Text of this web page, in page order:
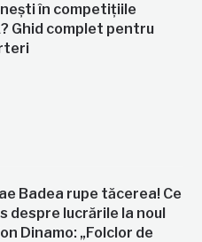
în competițiile
Ghid complet pentru
Badea rupe tăcerea! Ce
despre lucrările la noul
Dinamo: „Folclor de